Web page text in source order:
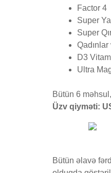
Factor 4
Super
Super
D3
Ultra
Bütün 6 məhsul,
Üzv qiyməti:
Bütün əlavə